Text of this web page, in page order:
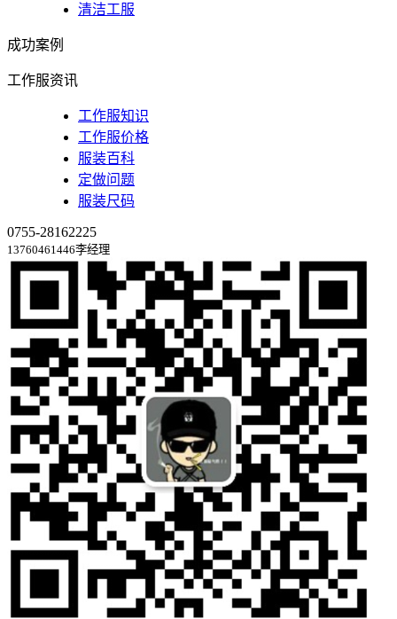
清洁工服
成功案例
工作服资讯
工作服知识
工作服价格
服装百科
定做问题
服装尺码
0755-28162225
13760461446李经理